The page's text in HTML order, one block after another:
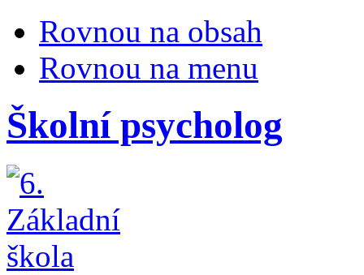
Rovnou na obsah
Rovnou na menu
Školní psycholog